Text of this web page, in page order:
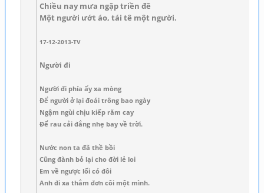
Chiều nay mưa ngập triền đê
Một người ướt áo, tái tê một người.
17-12-2013-TV
Người đi
Người đi phía ấy xa mòng
Để người ở lại đoái trông bao ngày
Ngậm ngùi chịu kiếp răm cay
Để rau cải đắng nhẹ bay về trời.
Nước non ta đã thề bồi
Cũng đành bỏ lại cho đời lẻ loi
Em về ngược lối có đôi
Anh đi xa thẳm đơn côi một mình.